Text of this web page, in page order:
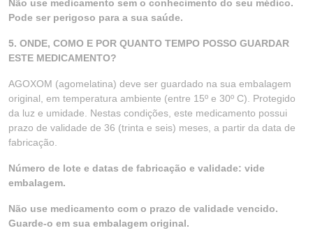
Não use medicamento sem o conhecimento do seu médico.
Pode ser perigoso para a sua saúde.
5. ONDE, COMO E POR QUANTO TEMPO POSSO GUARDAR
ESTE MEDICAMENTO?
AGOXOM (agomelatina) deve ser guardado na sua embalagem
original, em temperatura ambiente (entre 15º e 30º C). Protegido
da luz e umidade. Nestas condições, este medicamento possui
prazo de validade de 36 (trinta e seis) meses, a partir da data de
fabricação.
Número de lote e datas de fabricação e validade: vide
embalagem.
Não use medicamento com o prazo de validade vencido.
Guarde-o em sua embalagem original.